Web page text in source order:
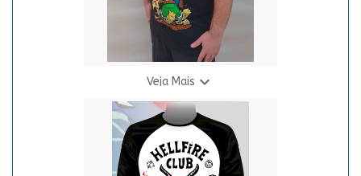
Veja Mais 
Camiseta S.M. - Brothers
R$ 69,90
3 X R$ 24,94